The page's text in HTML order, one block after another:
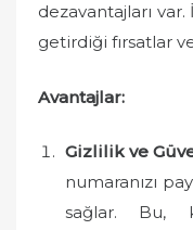
dezavantajları
getirdiği fırsatlar
Avantajlar:
Gizlilik ve
numaranızı
sağlar. Bu,